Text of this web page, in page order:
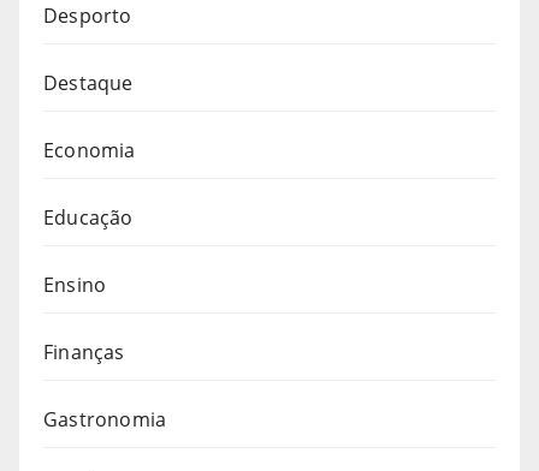
Desporto
Destaque
Economia
Educação
Ensino
Finanças
Gastronomia